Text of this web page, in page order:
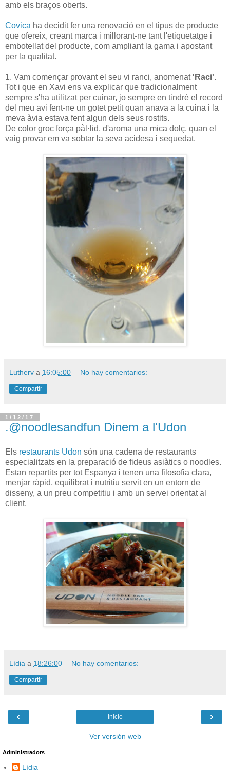
amb els braços oberts.
Covica ha decidit fer una renovació en el tipus de producte
que ofereix, creant marca i millorant-ne tant l'etiquetatge i
embotellat del producte, com ampliant la gama i apostant
per la qualitat.
1. Vam començar provant el seu vi ranci, anomenat 'Raci'.
Tot i que en Xavi ens va explicar que tradicionalment
sempre s'ha utilitzat per cuinar, jo sempre en tindré el record
del meu avi fent-ne un gotet petit quan anava a la cuina i la
meva àvia estava fent algun dels seus rostits.
De color groc força pàl·lid, d'aroma una mica dolç, quan el
vaig provar em va sobtar la seva acidesa i sequedat.
Lutherv a 16:05:00 No hay comentarios:
Compartir
1/12/17
.@noodlesandfun Dinem a l'Udon
Els restaurants Udon són una cadena de restaurants
especialitzats en la preparació de fideus asiàtics o noodles.
Estan repartits per tot Espanya i tenen una filosofia clara,
menjar ràpid, equilibrat i nutritiu servit en un entorn de
disseny, a un preu competitiu i amb un servei orientat al
client.
Lídia a 18:26:00 No hay comentarios:
Compartir
‹ ›
Inicio
Ver versión web
Administradors
Lídia